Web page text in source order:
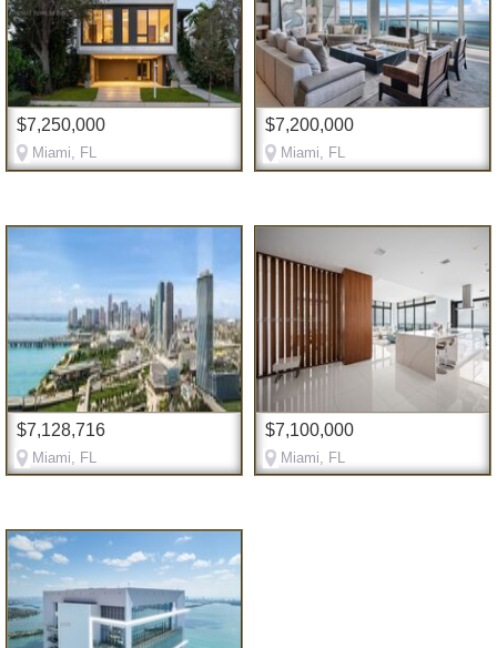
$7,250,000
Miami, FL
$7,200,000
Miami, FL
$7,128,716
Miami, FL
$7,100,000
Miami, FL